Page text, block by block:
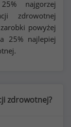
najgorzej
zdrowotnej
powyżej
25% najlepiej
zdrowotnej?